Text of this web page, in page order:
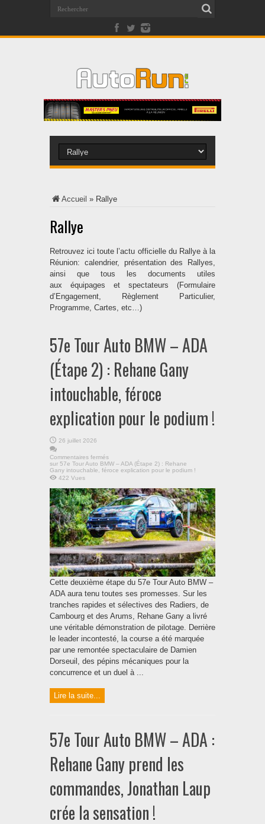
Accueil » Rallye
Rallye
Retrouvez ici toute l’actu officielle du Rallye à la
Réunion: calendrier, présentation des Rallyes,
ainsi que tous les documents utiles
aux équipages et spectateurs (Formulaire
d’Engagement, Règlement Particulier,
Programme, Cartes, etc…)
57e Tour Auto BMW – ADA
(Étape 2) : Rehane Gany
intouchable, féroce
explication pour le podium !
26 juillet 2026
Commentaires fermés
sur 57e Tour Auto BMW – ADA (Étape 2) : Rehane
Gany intouchable, féroce explication pour le podium !
422 Vues
Cette deuxième étape du 57e Tour Auto BMW –
ADA aura tenu toutes ses promesses. Sur les
tranches rapides et sélectives des Radiers, de
Cambourg et des Arums, Rehane Gany a livré
une véritable démonstration de pilotage. Derrière
le leader incontesté, la course a été marquée
par une remontée spectaculaire de Damien
Dorseuil, des pépins mécaniques pour la
concurrence et un duel à ...
Lire la suite...
57e Tour Auto BMW – ADA :
Rehane Gany prend les
commandes, Jonathan Laup
crée la sensation !